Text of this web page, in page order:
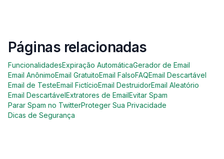
Páginas relacionadas
FuncionalidadesExpiração AutomáticaGerador de Email
Email AnônimoEmail GratuitoEmail FalsoFAQEmail Descartável
Email de TesteEmail FictícioEmail DestruidorEmail Aleatório
Email DescartávelExtratores de EmailEvitar Spam
Parar Spam no TwitterProteger Sua Privacidade
Dicas de Segurança